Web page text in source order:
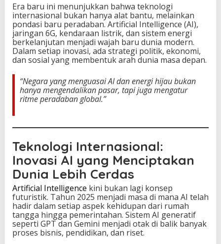
I
,
E
n
e
r
g
H
i
j
a
n
D
o
m
i
n
a
s
i
N
Era baru ini menunjukkan bahwa teknologi
internasional bukan hanya alat bantu, melainkan
pondasi baru peradaban. Artificial Intelligence (AI),
jaringan 6G, kendaraan listrik, dan sistem energi
berkelanjutan menjadi wajah baru dunia modern.
Dalam setiap inovasi, ada strategi politik, ekonomi,
dan sosial yang membentuk arah dunia masa depan.
“Negara yang menguasai AI dan energi hijau bukan
hanya mengendalikan pasar, tapi juga mengatur
ritme peradaban global.”
Teknologi Internasional:
Inovasi AI yang Menciptakan
Dunia Lebih Cerdas
Artificial Intelligence kini bukan lagi konsep
futuristik. Tahun 2025 menjadi masa di mana AI telah
hadir dalam setiap aspek kehidupan dari rumah
tangga hingga pemerintahan. Sistem AI generatif
seperti GPT dan Gemini menjadi otak di balik banyak
proses bisnis, pendidikan, dan riset.